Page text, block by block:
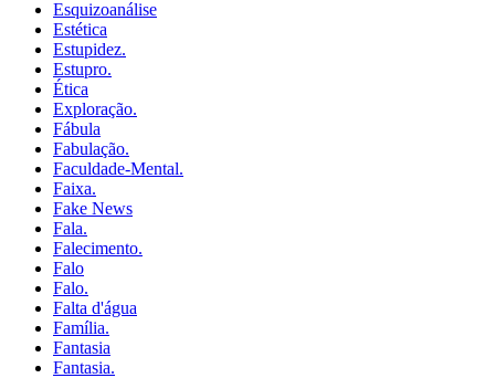
Esquizoanálise
Estética
Estupidez.
Estupro.
Ética
Exploração.
Fábula
Fabulação.
Faculdade-Mental.
Faixa.
Fake News
Fala.
Falecimento.
Falo
Falo.
Falta d'água
Família.
Fantasia
Fantasia.